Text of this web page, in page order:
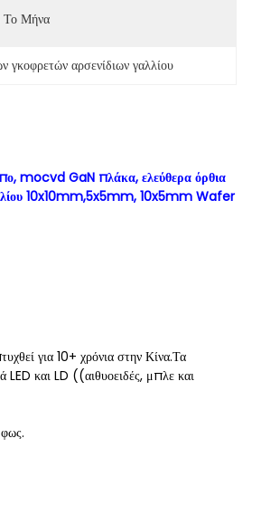
Το Μήνα
γκοφρετών αρσενίδιων γαλλίου
mocvd GaN πλάκα, ελεύθερα όρθια
10x10mm,5x5mm, 10x5mm Wafer
για 10+ χρόνια στην Κίνα.Τα
LED και LD ((αιθυοειδές, μπλε και